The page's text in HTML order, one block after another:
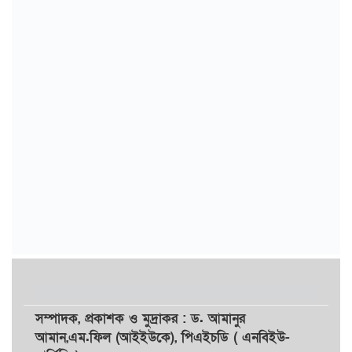
সম্পাদক, প্রকাশকওমুদ্রাকর: ড. আমানুর
আমান,এম.ফিল (আইইউকে), পিএইচডি ( এনবিইউ-